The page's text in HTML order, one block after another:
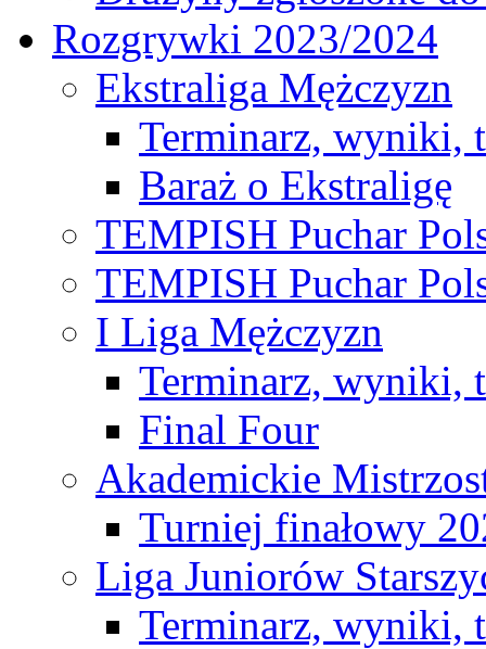
Rozgrywki 2023/2024
Ekstraliga Mężczyzn
Terminarz, wyniki,
Baraż o Ekstraligę
TEMPISH Puchar
TEMPISH Puchar
I Liga Mężczyzn
Terminarz, wyniki,
Final Four
Akademickie
Turniej finałowy
Liga Juniorów
Terminarz, wyniki,